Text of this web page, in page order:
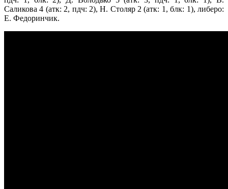
Саликова 4 (атк: 2, пдч: 2), Н. Столяр 2 (атк: 1, блк: 1), либеро:
Е. Федоринчик.